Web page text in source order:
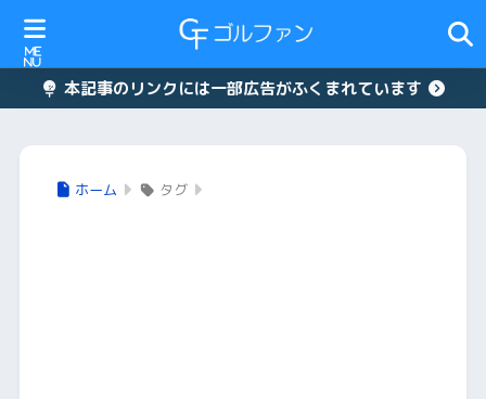
本記事のリンクには一部広告がふくまれています
ホーム タグ